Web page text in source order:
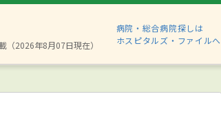
（2026年8月07日現在）
病院・総合病院探しは
ホスピタルズ・ファイルへ